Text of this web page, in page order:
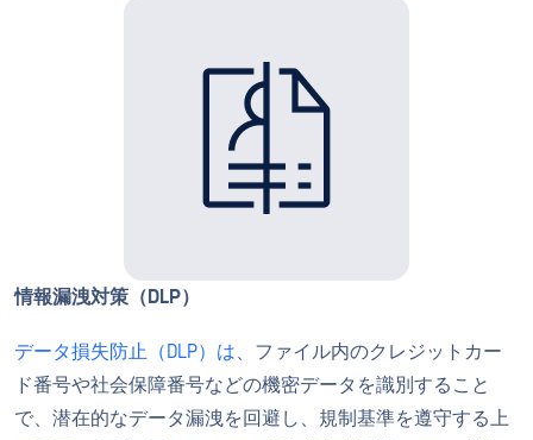
情報漏洩対策（DLP）
データ損失防止（DLP）は 、ファイル内のクレジットカー
ド番号や社会保障番号などの機密データを識別すること
で、潜在的なデータ漏洩を回避し、規制基準を遵守する上